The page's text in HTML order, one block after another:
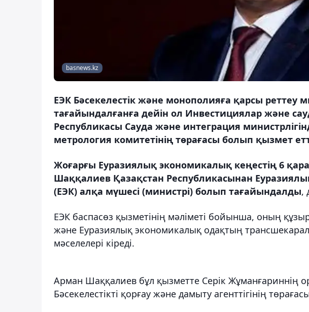
basnews.kz
ЕЭК Бәсекелестік және монополияға қарсы реттеу
тағайындалғанға дейін ол Инвестициялар және
Республикасы Сауда және интеграция
метрология комитетінің төрағасы болып қызмет
Жоғарғы Еуразиялық экономикалық кеңестің 6
Шаққалиев Қазақстан Республикасынан
(ЕЭК) алқа мүшесі (министрі) болып тағайындалды,
ЕЭК баспасөз қызметінің мәліметі бойынша, оның
және Еуразиялық экономикалық одақтың
мәселелері кіреді.
Арман Шаққалиев бұл қызметте Серік Жұманғариннің
Бәсекелестікті қорғау және дамыту агенттігінің